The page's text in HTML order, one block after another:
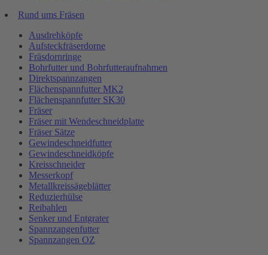
Rund ums Fräsen
Ausdrehköpfe
Aufsteckfräserdorne
Fräsdornringe
Bohrfutter und Bohrfutteraufnahmen
Direktspannzangen
Flächenspannfutter MK2
Flächenspannfutter SK30
Fräser
Fräser mit Wendeschneidplatte
Fräser Sätze
Gewindeschneidfutter
Gewindeschneidköpfe
Kreisschneider
Messerkopf
Metallkreissägeblätter
Reduzierhülse
Reibahlen
Senker und Entgrater
Spannzangenfutter
Spannzangen OZ